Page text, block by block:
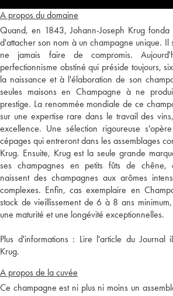
A propos du domaine
Quand, en 1843, Johann-Joseph Krug
d'attacher son nom à un champagne unique. Il
ne jamais faire de compromis.
perfectionnisme obstiné qui préside toujours,
la naissance et à l'élaboration de son
seules maisons en Champagne à ne
prestige. La renommée mondiale de ce
sur une expertise rare dans le travail des
excellence. Une sélection rigoureuse
cépages qui entreront dans les assemblages
Krug. Ensuite, Krug est la seule grande
ses champagnes en petits fûts de chêne,
naissent des champagnes aux arômes
complexes. Enfin, cas exemplaire en
stock de vieillissement de 6 à 8 ans
une maturité et une longévité exceptionnelles.
Plus d'informations : Lire l'article du Journal
Krug.
A propos de la cuvée
Ce champagne est ni plus ni moins un